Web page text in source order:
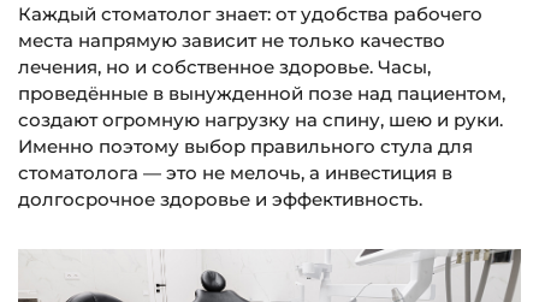
Каждый стоматолог знает: от удобства рабочего
места напрямую зависит не только качество
лечения, но и собственное здоровье. Часы,
проведённые в вынужденной позе над пациентом,
создают огромную нагрузку на спину, шею и руки.
Именно поэтому выбор правильного стула для
стоматолога — это не мелочь, а инвестиция в
долгосрочное здоровье и эффективность.